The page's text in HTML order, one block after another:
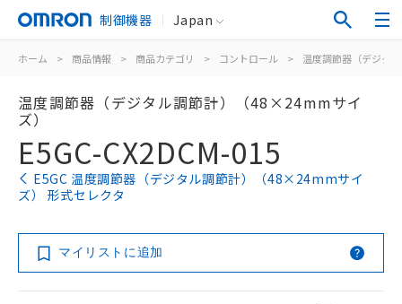
制御機器 Japan
ホーム > 商品情報 > 商品カテゴリ > コントロール > 温度調節器（デジタ
温度調節器（デジタル調節計）（48×24mmサイ
ズ）
E5GC-CX2DCM-015
E5GC 温度調節器（デジタル調節計）（48×24mmサイ
ズ） 形式セレクタ
マイリストに追加